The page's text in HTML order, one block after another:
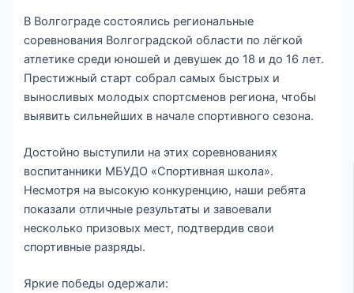
В Волгограде состоялись региональные
соревнования Волгоградской области по лёгкой
атлетике среди юношей и девушек до 18 и до 16 лет.
Престижный старт собрал самых быстрых и
выносливых молодых спортсменов региона, чтобы
выявить сильнейших в начале спортивного сезона.
Достойно выступили на этих соревнованиях
воспитанники МБУДО «Спортивная школа».
Несмотря на высокую конкуренцию, наши ребята
показали отличные результаты и завоевали
несколько призовых мест, подтвердив свои
спортивные разряды.
Яркие победы одержали: